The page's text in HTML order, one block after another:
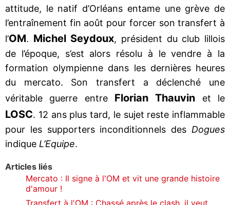
attitude, le natif d’Orléans entame une grève de
l’entraînement fin août pour forcer son transfert à
l’OM. Michel Seydoux, président du club lillois
de l’époque, s’est alors résolu à le vendre à la
formation olympienne dans les dernières heures
du mercato. Son transfert a déclenché une
véritable guerre entre Florian Thauvin et le
LOSC. 12 ans plus tard, le sujet reste inflammable
pour les supporters inconditionnels des Dogues
indique L’Equipe.
Articles liés
Mercato : Il signe à l'OM et vit une grande histoire
d'amour !
Transfert à l'OM : Chassé après le clash, il veut